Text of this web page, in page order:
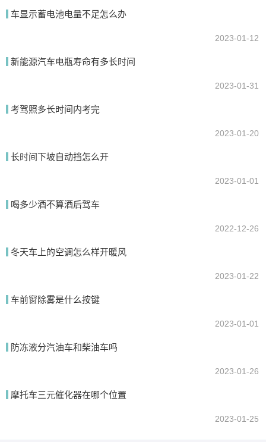
提交
车显示蓄电池电量不足怎么办
2023-01-12
新能源汽车电瓶寿命有多长时间
2023-01-31
考驾照多长时间内考完
2023-01-20
长时间下坡自动挡怎么开
2023-01-01
喝多少酒不算酒后驾车
2022-12-26
冬天车上的空调怎么样开暖风
2023-01-22
车前窗除雾是什么按键
2023-01-01
防冻液分汽油车和柴油车吗
2023-01-26
摩托车三元催化器在哪个位置
2023-01-25